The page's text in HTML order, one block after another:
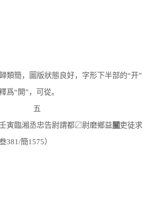
簡，圖版狀態良好，字形下半部的“开”
爲“開”，可從。
五
臨湘丞忠告尉謂都〼尉磨鄉益關吏徒求
381/簡1575）